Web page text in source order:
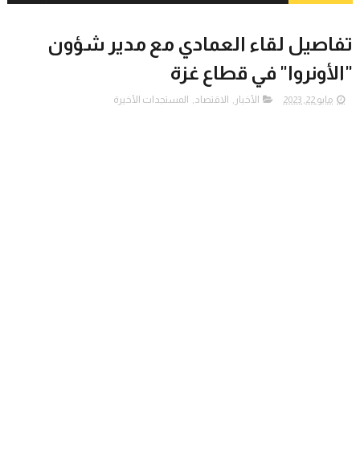
تفاصيل لقاء العمادي مع مدير شؤون
"الأونروا" في قطاع غزة
مايو 22, 2023 الأخبار , الاقتصاد, المستجدات الأخيرة